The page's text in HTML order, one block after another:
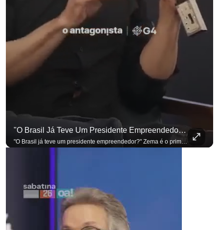
"O Brasil Já Teve Um Presidente Empreendedor?"
"O Brasil já teve um presidente empreendedor?" Zema é o primeiro a sentar na cadeira. Outros três presidenciáveis ainda vão passar por ela. A Sabatina Presidencial está no ar, com perguntas que vieram de uma pesquisa inédita com empresários. Acompanhe AO VIVO no YouTube do G4 Business. Se você busca informação com credibilidade, inscreva-se agora e ative o